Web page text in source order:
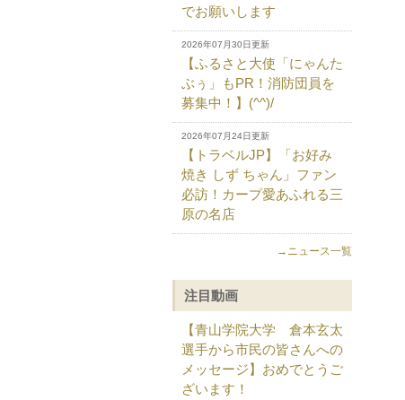
でお願いします
2026年07月30日更新
【ふるさと大使「にゃんた
ぶぅ」もPR！消防団員を
募集中！】(^^)/
2026年07月24日更新
【トラベルJP】「お好み
焼き しず ちゃん」ファン
必訪！カープ愛あふれる三
原の名店
→ニュース一覧
注目動画
【青山学院大学 倉本玄太
選手から市民の皆さんへの
メッセージ】おめでとうご
ざいます！